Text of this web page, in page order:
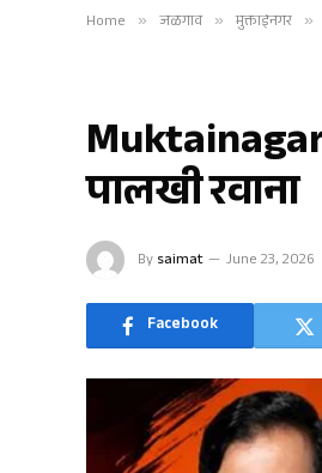
Home » जळगाव » मुक्ताईनगर »
Muktainagar
पालखी रवाना
By saimat June 23, 2026
Facebook